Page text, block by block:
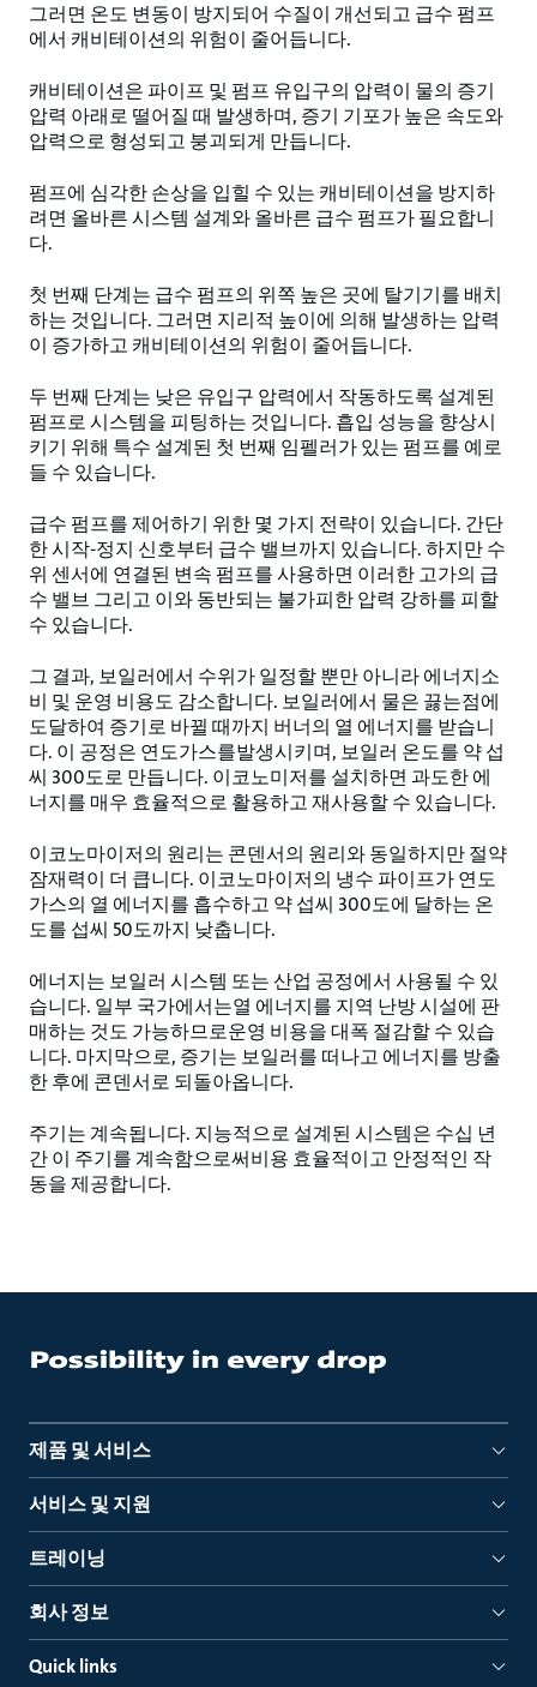
그러면 온도 변동이 방지되어 수질이 개선되고 급수 펌프
에서 캐비테이션의 위험이 줄어듭니다.
캐비테이션은 파이프 및 펌프 유입구의 압력이 물의 증기
압력 아래로 떨어질 때 발생하며, 증기 기포가 높은 속도와
압력으로 형성되고 붕괴되게 만듭니다.
펌프에 심각한 손상을 입힐 수 있는 캐비테이션을 방지하
려면 올바른 시스템 설계와 올바른 급수 펌프가 필요합니
다.
첫 번째 단계는 급수 펌프의 위쪽 높은 곳에 탈기기를 배치
하는 것입니다. 그러면 지리적 높이에 의해 발생하는 압력
이 증가하고 캐비테이션의 위험이 줄어듭니다.
두 번째 단계는 낮은 유입구 압력에서 작동하도록 설계된
펌프로 시스템을 피팅하는 것입니다. 흡입 성능을 향상시
키기 위해 특수 설계된 첫 번째 임펠러가 있는 펌프를 예로
들 수 있습니다.
급수 펌프를 제어하기 위한 몇 가지 전략이 있습니다. 간단
한 시작-정지 신호부터 급수 밸브까지 있습니다. 하지만 수
위 센서에 연결된 변속 펌프를 사용하면 이러한 고가의 급
수 밸브 그리고 이와 동반되는 불가피한 압력 강하를 피할
수 있습니다.
그 결과, 보일러에서 수위가 일정할 뿐만 아니라 에너지소
비 및 운영 비용도 감소합니다. 보일러에서 물은 끓는점에
도달하여 증기로 바뀔 때까지 버너의 열 에너지를 받습니
다. 이 공정은 연도가스를발생시키며, 보일러 온도를 약 섭
씨 300도로 만듭니다. 이코노미저를 설치하면 과도한 에
너지를 매우 효율적으로 활용하고 재사용할 수 있습니다.
이코노마이저의 원리는 콘덴서의 원리와 동일하지만 절약
잠재력이 더 큽니다. 이코노마이저의 냉수 파이프가 연도
가스의 열 에너지를 흡수하고 약 섭씨 300도에 달하는 온
도를 섭씨 50도까지 낮춥니다.
에너지는 보일러 시스템 또는 산업 공정에서 사용될 수 있
습니다. 일부 국가에서는열 에너지를 지역 난방 시설에 판
매하는 것도 가능하므로운영 비용을 대폭 절감할 수 있습
니다. 마지막으로, 증기는 보일러를 떠나고 에너지를 방출
한 후에 콘덴서로 되돌아옵니다.
주기는 계속됩니다. 지능적으로 설계된 시스템은 수십 년
간 이 주기를 계속함으로써비용 효율적이고 안정적인 작
동을 제공합니다.
제품 및 서비스
서비스 및 지원
트레이닝
회사 정보
Quick links